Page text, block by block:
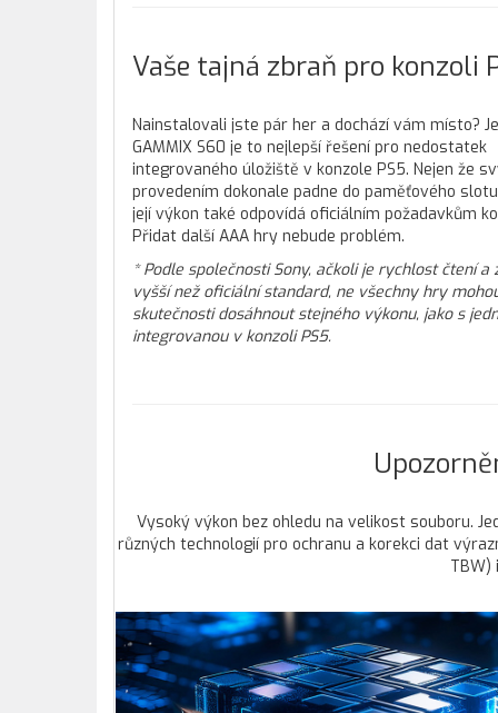
Vaše tajná zbraň pro konzoli
Nainstalovali jste pár her a dochází vám místo?
GAMMIX S60 je to nejlepší řešení pro nedostatek
integrovaného úložiště v konzole PS5. Nejen že
provedením dokonale padne do paměťového
její výkon také odpovídá oficiálním požadavkům
Přidat další AAA hry nebude problém.
* Podle společnosti Sony, ačkoli je rychlost čtení a
vyšší než oficiální standard, ne všechny hry
skutečnosti dosáhnout stejného výkonu, jako s
integrovanou v konzoli PS5.
Vysoký výkon bez ohledu na velikost souboru.
různých technologií pro ochranu a korekci dat